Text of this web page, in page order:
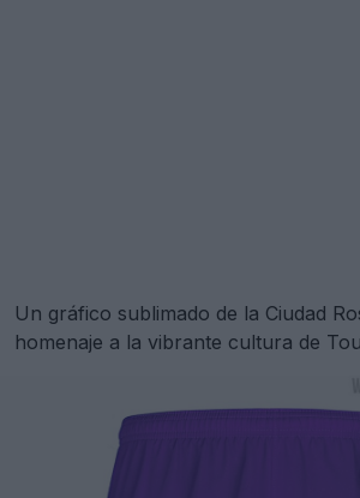
Un gráfico sublimado de la Ciudad
homenaje a la vibrante cultura de